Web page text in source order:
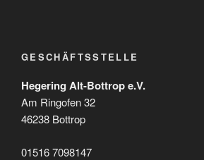
GESCHÄFTSSTELLE
Hegering Alt-Bottrop e.V.
Am Ringofen 32
46238 Bottrop
01516 7098147